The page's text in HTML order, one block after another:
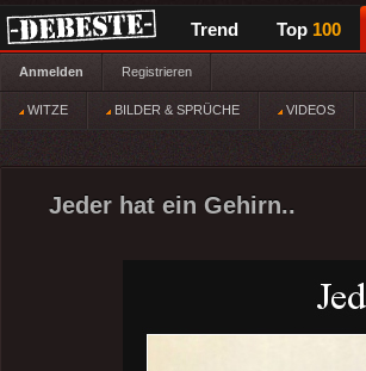
Trend Top 100
Anmelden Registrieren
WITZE BILDER & SPRÜCHE VIDEOS
Jeder hat ein Gehirn..